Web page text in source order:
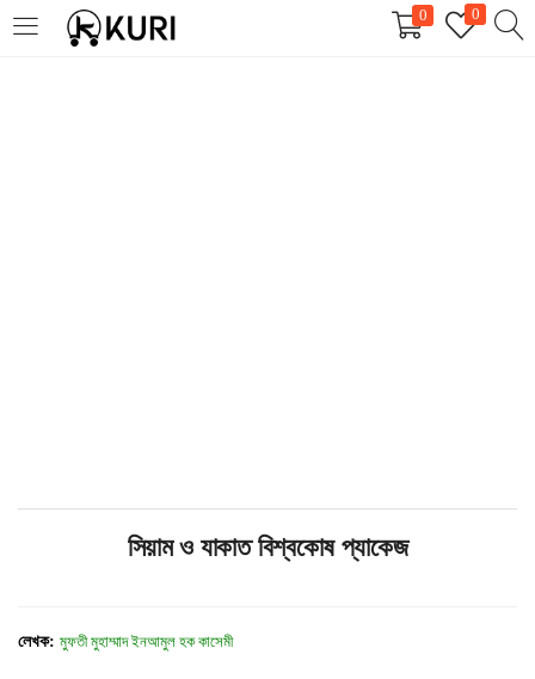
0
0
LOGIN
REGISTER
সিয়াম ও যাকাত বিশ্বকোষ প্যাকেজ
লেখক: মুফতী মুহাম্মাদ ইনআমুল হক কাসেমী